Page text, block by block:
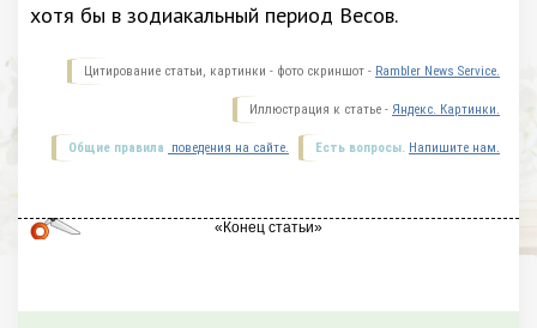
хотя бы в зодиакальный период Весов.
Цитирование статьи, картинки - фото скриншот - Rambler News Service.
Иллюстрация к статье - Яндекс. Картинки.
Есть вопросы. Напишите нам.
Общие правила поведения на сайте.